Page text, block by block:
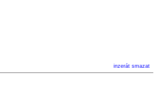
inzerát smazat